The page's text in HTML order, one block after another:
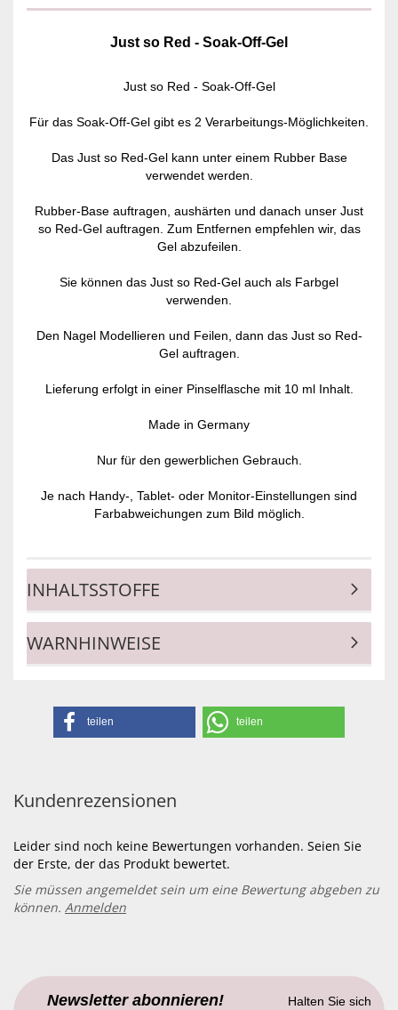
Just so Red - Soak-Off-Gel
Just so Red - Soak-Off-Gel
Für das Soak-Off-Gel gibt es 2 Verarbeitungs-Möglichkeiten.
Das Just so Red-Gel kann unter einem Rubber Base
verwendet werden.
Rubber-Base auftragen, aushärten und danach unser Just
so Red-Gel auftragen. Zum Entfernen empfehlen wir, das
Gel abzufeilen.
Sie können das Just so Red-Gel auch als Farbgel
verwenden.
Den Nagel Modellieren und Feilen, dann das Just so Red-
Gel auftragen.
Lieferung erfolgt in einer Pinselflasche mit 10 ml Inhalt.
Made in Germany
Nur für den gewerblichen Gebrauch.
Je nach Handy-, Tablet- oder Monitor-Einstellungen sind
Farbabweichungen zum Bild möglich.
INHALTSSTOFFE
WARNHINWEISE
teilen teilen
Kundenrezensionen
Leider sind noch keine Bewertungen vorhanden. Seien Sie
der Erste, der das Produkt bewertet.
Sie müssen angemeldet sein um eine Bewertung abgeben zu
können. Anmelden
Newsletter abonnieren!
Halten Sie sich